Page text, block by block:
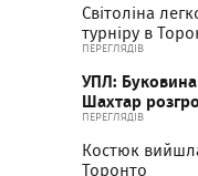
Світоліна
турніру в
ПЕРЕГЛЯДІВ
УПЛ: Буковина
Шахтар
ПЕРЕГЛЯДІВ
Костюк
Торонто